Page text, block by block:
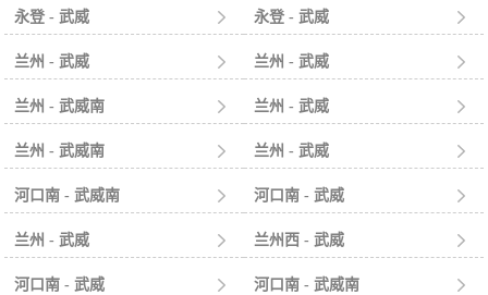
永登 - 武威  永登 - 武威 
兰州 - 武威  兰州 - 武威 
兰州 - 武威南  兰州 - 武威 
兰州 - 武威南  兰州 - 武威 
河口南 - 武威南  河口南 - 武威 
兰州 - 武威  兰州西 - 武威 
河口南 - 武威  河口南 - 武威南 